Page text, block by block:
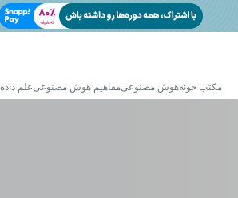
مکتب خونههوش مصنوعیمفاهیم هوش مصنوعیعلم داده